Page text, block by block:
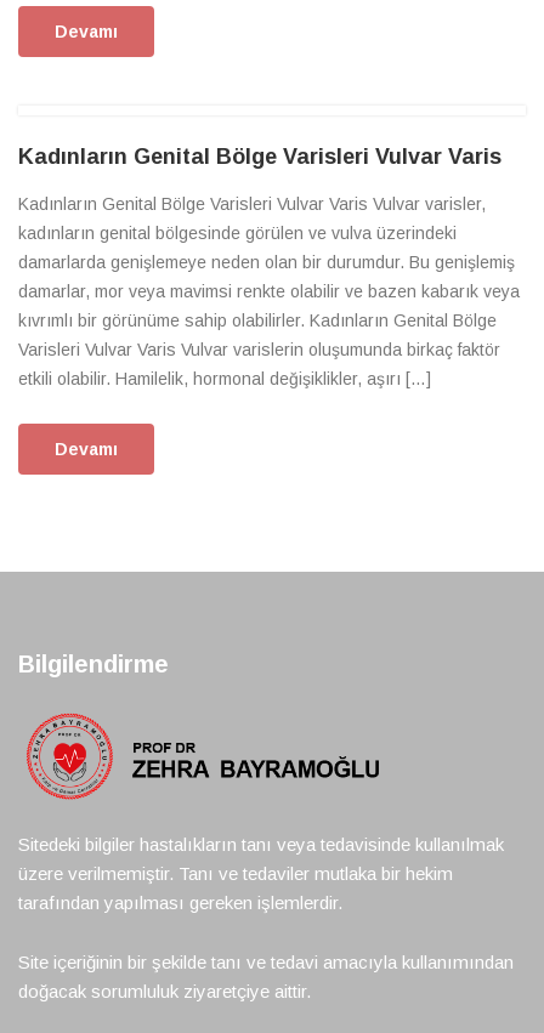
Devamı
Kadınların Genital Bölge Varisleri Vulvar Varis
Kadınların Genital Bölge Varisleri Vulvar Varis Vulvar varisler,
kadınların genital bölgesinde görülen ve vulva üzerindeki
damarlarda genişlemeye neden olan bir durumdur. Bu genişlemiş
damarlar, mor veya mavimsi renkte olabilir ve bazen kabarık veya
kıvrımlı bir görünüme sahip olabilirler. Kadınların Genital Bölge
Varisleri Vulvar Varis Vulvar varislerin oluşumunda birkaç faktör
etkili olabilir. Hamilelik, hormonal değişiklikler, aşırı […]
Devamı
Bilgilendirme
Sitedeki bilgiler hastalıkların tanı veya tedavisinde kullanılmak
üzere verilmemiştir. Tanı ve tedaviler mutlaka bir hekim
tarafından yapılması gereken işlemlerdir.
Site içeriğinin bir şekilde tanı ve tedavi amacıyla kullanımından
doğacak sorumluluk ziyaretçiye aittir.